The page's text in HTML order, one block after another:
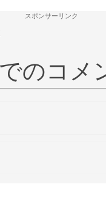
スポンサーリンク
のコメ